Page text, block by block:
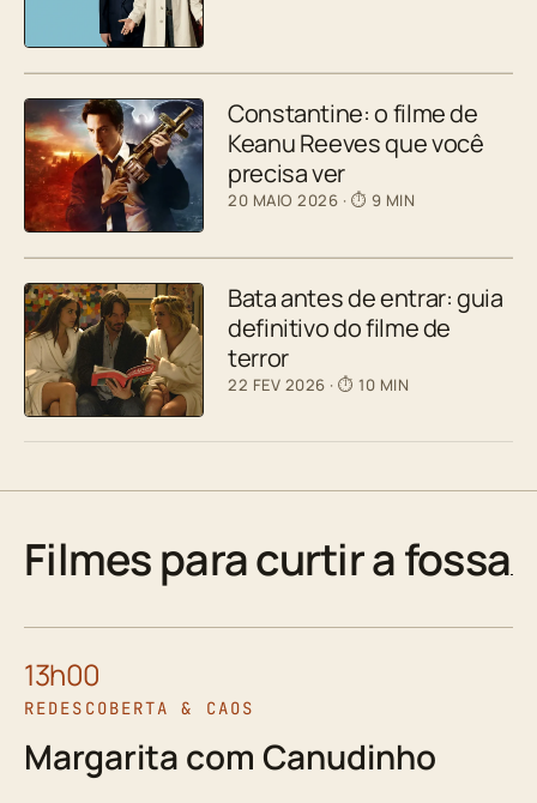
Constantine: o filme de
Keanu Reeves que você
precisa ver
20 MAIO 2026 · ⏱ 9 MIN
Bata antes de entrar: guia
definitivo do filme de
terror
22 FEV 2026 · ⏱ 10 MIN
Filmes para curtir a fossa
13h00
REDESCOBERTA & CAOS
Margarita com Canudinho